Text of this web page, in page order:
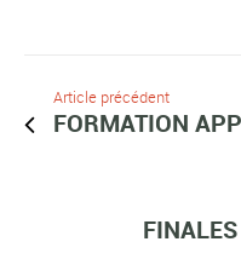
Article précédent
FORMATION